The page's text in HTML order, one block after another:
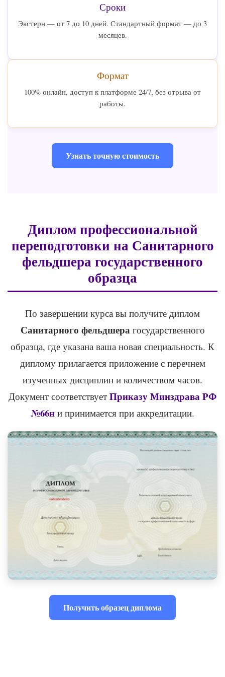
Сроки
Экстерн — от 7 до 10 дней. Стандартный формат — до 3
месяцев.
Формат
100% онлайн, доступ к платформе 24/7, без отрыва от
работы.
Узнать точную стоимость
Диплом профессиональной
переподготовки на Санитарного
фельдшера государственного
образца
По завершении курса вы получите диплом
Санитарного фельдшера государственного
образца, где указана ваша новая специальность. К
диплому прилагается приложение с перечнем
изученных дисциплин и количеством часов.
Документ соответствует Приказу Минздрава РФ
№66ни принимается при аккредитации.
Получить образец диплома